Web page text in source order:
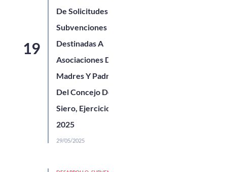
De Solicitudes De
Subvenciones
Destinadas A
Asociaciones De
Madres Y Padres
Del Concejo De
Siero, Ejercicio
2025
29/05/2025